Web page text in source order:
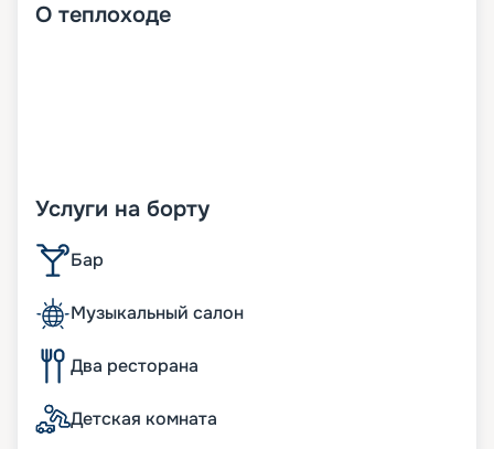
О теплоходе
Услуги на борту
Бар
Музыкальный салон
Два ресторана
Детская комната